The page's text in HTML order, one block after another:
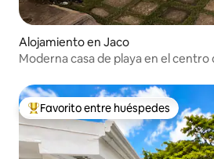
Alojamiento en Jaco
Moderna casa de playa en el centro
Favorito entre huéspedes preferido
Favorito entre huéspedes